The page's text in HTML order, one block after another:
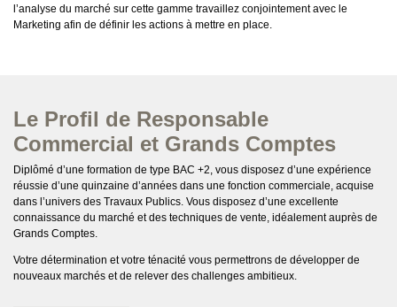
l’analyse du marché sur cette gamme travaillez conjointement avec le
Marketing afin de définir les actions à mettre en place.
Le Profil de Responsable
Commercial et Grands Comptes
Diplômé d’une formation de type BAC +2, vous disposez d’une expérience
réussie d’une quinzaine d’années dans une fonction commerciale, acquise
dans l’univers des Travaux Publics. Vous disposez d’une excellente
connaissance du marché et des techniques de vente, idéalement auprès de
Grands Comptes.
Votre détermination et votre ténacité vous permettrons de développer de
nouveaux marchés et de relever des challenges ambitieux.